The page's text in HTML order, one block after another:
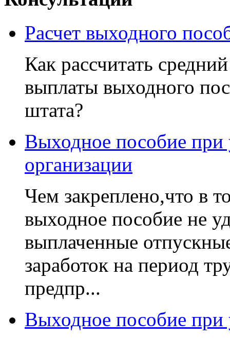
Расчет выходного
Как рассчитать
выплаты выходного
штата?
Выходное пособие при
организации
Чем закреплено,что в
выходное пособие не
выплаченные
заработок на период
предпр...
Выходное пособие при